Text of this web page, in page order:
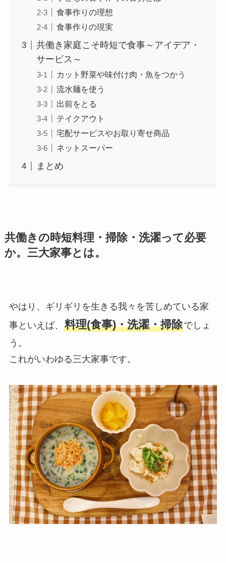
食事作りの理想
食事作りの現実
共働き家庭こそ時短で食事～アイデア・
サービス～
カット野菜や味付け肉・魚をつかう
流水麺を使う
出前をとる
テイクアウト
宅配サービスやお取り寄せ商品
ネットスーパー
まとめ
共働きの時短料理・掃除・洗濯って必要
か。三大家事とは。
やはり、ギリギリを生きる我々を苦しめている家
事といえば、 料理(食事)・洗濯・掃除でしょ
う。
これがいわゆる三大家事です。